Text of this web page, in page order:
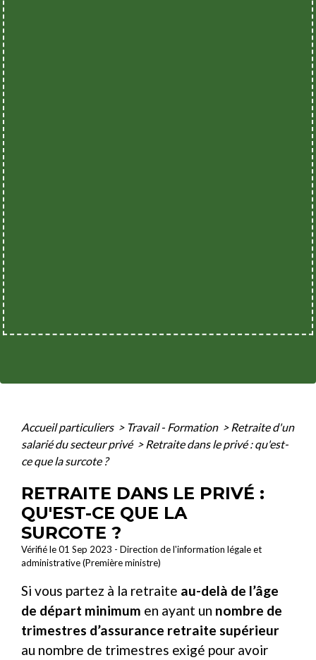
Accueil particuliers > Travail - Formation > Retraite d'un
salarié du secteur privé > Retraite dans le privé : qu'est-
ce que la surcote ?
RETRAITE DANS LE PRIVÉ :
QU'EST-CE QUE LA
SURCOTE ?
Vérifié le 01 Sep 2023 - Direction de l'information légale et
administrative (Première ministre)
Si vous partez à la retraite au-delà de l’âge
de départ minimum en ayant un nombre de
trimestres d’assurance retraite supérieur
au nombre de trimestres exigé pour avoir